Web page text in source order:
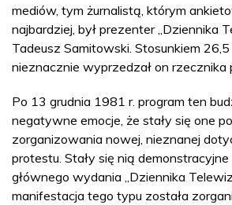
mediów, tym żurnalistą, którym
najbardziej, był prezenter „Dziennika
Tadeusz Samitowski. Stosunkiem 26,5
nieznacznie wyprzedzał on rzecznika
Po 13 grudnia 1981 r. program ten
negatywne emocje, że stały się one
zorganizowania nowej, nieznanej
protestu. Stały się nią
głównego wydania „Dziennika
manifestacja tego typu została